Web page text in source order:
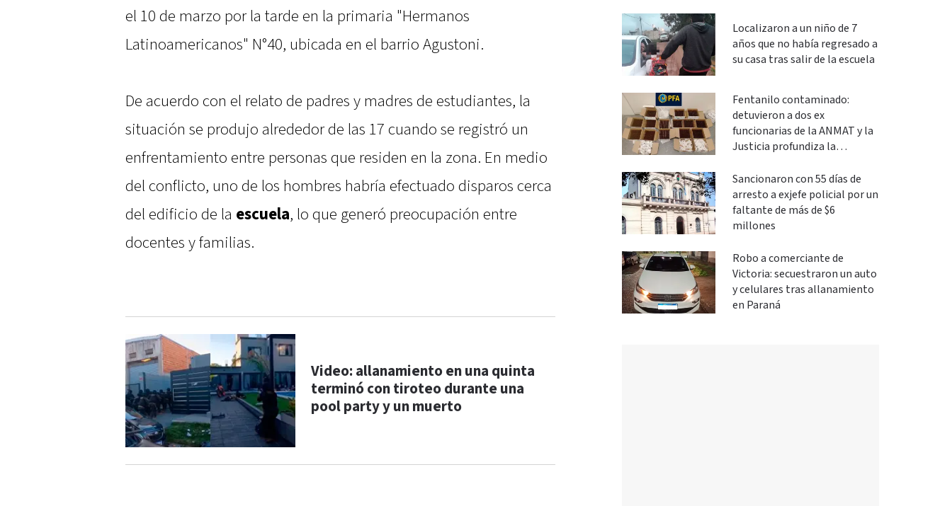
el 10 de marzo por la tarde en la primaria "Hermanos
Latinoamericanos" N°40, ubicada en el barrio Agustoni.
De acuerdo con el relato de padres y madres de estudiantes, la
situación se produjo alrededor de las 17 cuando se registró un
enfrentamiento entre personas que residen en la zona. En medio
del conflicto, uno de los hombres habría efectuado disparos cerca
del edificio de la escuela, lo que generó preocupación entre
docentes y familias.
Video: allanamiento en una quinta
terminó con tiroteo durante una
pool party y un muerto
Localizaron a un niño de 7
años que no había regresado a
su casa tras salir de la escuela
Fentanilo contaminado:
detuvieron a dos ex
funcionarias de la ANMAT y la
Justicia profundiza la
Sancionaron con 55 días de
arresto a exjefe policial por un
faltante de más de $6
millones
Robo a comerciante de
Victoria: secuestraron un auto
y celulares tras allanamiento
en Paraná